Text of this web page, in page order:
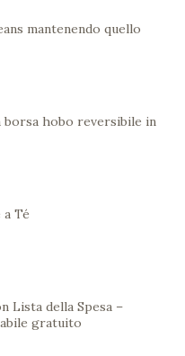
mantenendo quello
borsa hobo reversibile in
Té
Lista della Spesa –
gratuito